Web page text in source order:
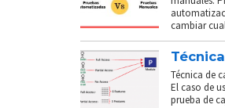
cambiar
Técnica de
El caso de
prueba de